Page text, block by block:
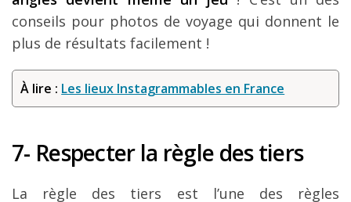
conseils pour photos de voyage qui donnent le
plus de résultats facilement !
À lire : Les lieux Instagrammables en France
7- Respecter la règle des tiers
La règle des tiers est l’une des règles